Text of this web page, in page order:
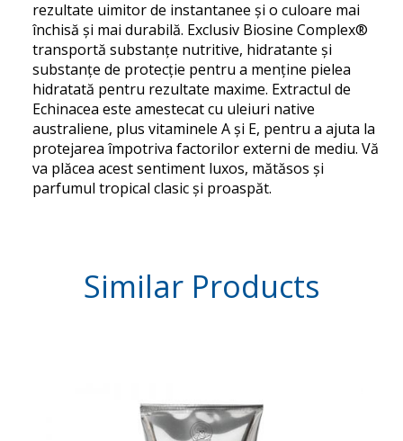
rezultate uimitor de instantanee și o culoare mai
închisă și mai durabilă. Exclusiv Biosine Complex®
transportă substanțe nutritive, hidratante și
substanțe de protecție pentru a menține pielea
hidratată pentru rezultate maxime. Extractul de
Echinacea este amestecat cu uleiuri native
australiene, plus vitaminele A și E, pentru a ajuta la
protejarea împotriva factorilor externi de mediu. Vă
va plăcea acest sentiment luxos, mătăsos și
parfumul tropical clasic și proaspăt.
Similar Products